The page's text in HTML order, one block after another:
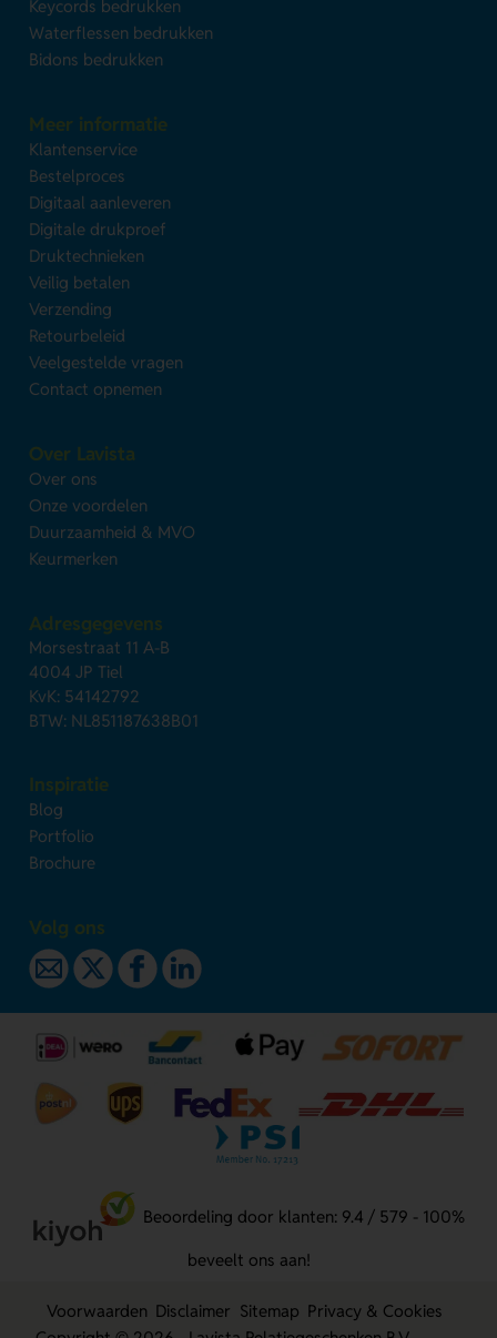
Keycords bedrukken
Waterflessen bedrukken
Bidons bedrukken
Meer informatie
Klantenservice
Bestelproces
Digitaal aanleveren
Digitale drukproef
Druktechnieken
Veilig betalen
Verzending
Retourbeleid
Veelgestelde vragen
Contact opnemen
Over Lavista
Over ons
Onze voordelen
Duurzaamheid & MVO
Keurmerken
Adresgegevens
Morsestraat 11 A-B
4004 JP Tiel
KvK: 54142792
BTW: NL851187638B01
Inspiratie
Blog
Portfolio
Brochure
Volg ons
Beoordeling door klanten: 9.4 / 579 - 100%
beveelt ons aan!
Voorwaarden Disclaimer Sitemap Privacy & Cookies